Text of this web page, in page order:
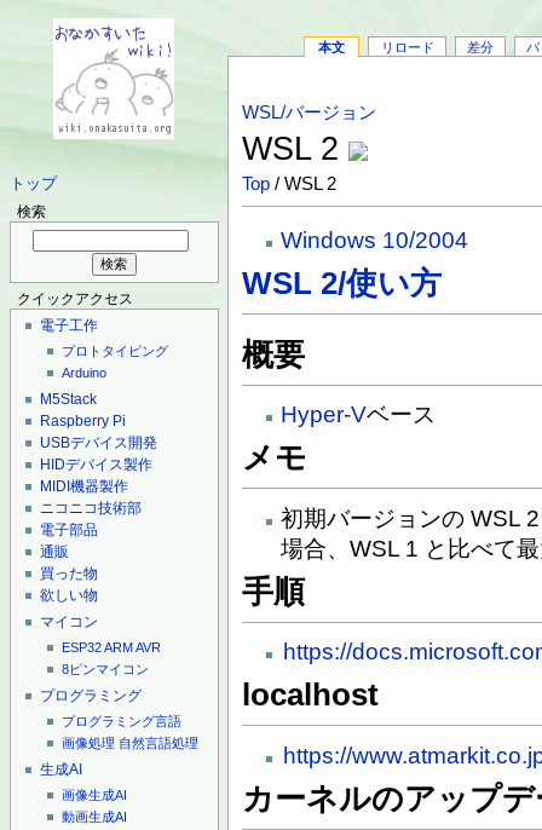
トップ
検索
クイックアクセス
電子工作
プロトタイピング
Arduino
M5Stack
Raspberry Pi
USBデバイス開発
HIDデバイス製作
MIDI機器製作
ニコニコ技術部
電子部品
通販
買った物
欲しい物
マイコン
ESP32ARMAVR
8ピンマイコン
プログラミング
プログラミング言語
画像処理 自然言語処理
生成AI
画像生成AI
動画生成AI
本文 リロード 差分 バ
WSL/バージョン
WSL 2
Top / WSL 2
Windows 10/2004
WSL 2/使い方
概要
Hyper-Vベース
メモ
初期バージョンの WSL
場合、WSL 1 と比べて
手順
https://
localhost
https://
カーネルのアップデ